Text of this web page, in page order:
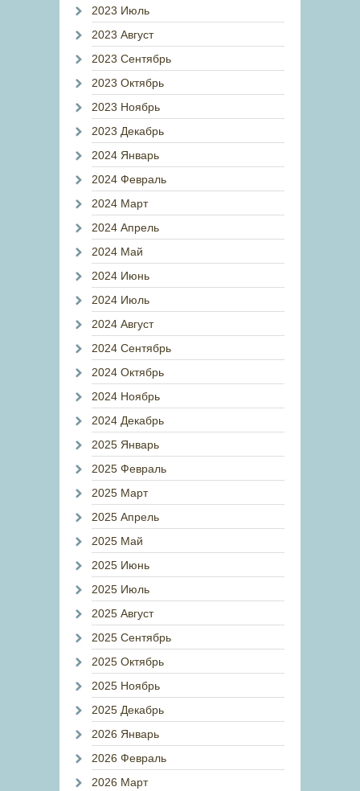
2023 Июль
2023 Август
2023 Сентябрь
2023 Октябрь
2023 Ноябрь
2023 Декабрь
2024 Январь
2024 Февраль
2024 Март
2024 Апрель
2024 Май
2024 Июнь
2024 Июль
2024 Август
2024 Сентябрь
2024 Октябрь
2024 Ноябрь
2024 Декабрь
2025 Январь
2025 Февраль
2025 Март
2025 Апрель
2025 Май
2025 Июнь
2025 Июль
2025 Август
2025 Сентябрь
2025 Октябрь
2025 Ноябрь
2025 Декабрь
2026 Январь
2026 Февраль
2026 Март